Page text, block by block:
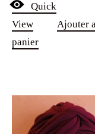
Quick
View
Ajouter
panier